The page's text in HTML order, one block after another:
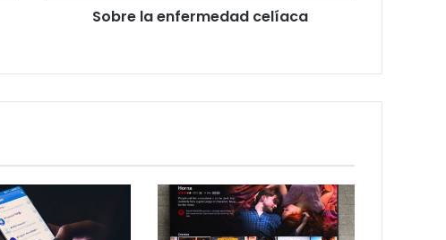
Sobre la enfermedad celíaca